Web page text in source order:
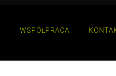
WSPÓŁPRACA